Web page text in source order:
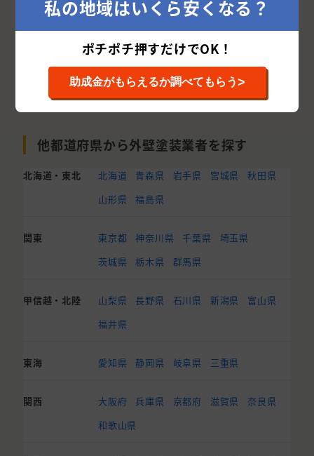
他都道府県から外壁塗装業者を探す
北海道・東北 北海道 青森県 岩手県 宮城県
秋田県
山形県
福島県
関東 東京都 神奈川県 千葉県
埼玉県
茨城県
栃木県 群馬県
甲信越・北陸 山梨県 長野県 石川県 新潟県
富山県
福井県
東海 愛知県 静岡県 岐阜県 三重県
関西 大阪府 兵庫県 京都府 滋賀県
奈良県
和歌山県
私の地域はいくら安くなる？
ポチポチ押すだけでOK！
助成金がもらえるか調べてもらう>